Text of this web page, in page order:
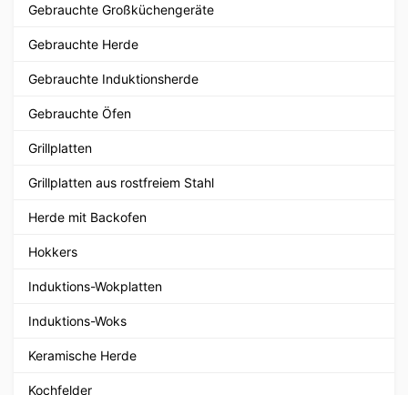
Gebrauchte Großküchengeräte
Gebrauchte Herde
Gebrauchte Induktionsherde
Gebrauchte Öfen
Grillplatten
Grillplatten aus rostfreiem Stahl
Herde mit Backofen
Hokkers
Induktions-Wokplatten
Induktions-Woks
Keramische Herde
Kochfelder